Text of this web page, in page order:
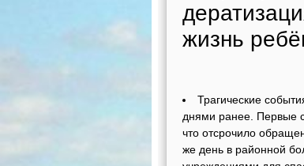
жизнь
Трагические
днями ранее. Первые
что отсрочило
же день в районной